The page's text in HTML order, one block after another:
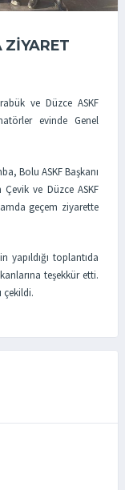
ZİYARET
ve Düzce ASKF
evinde Genel
Bolu ASKF Başkanı
ve Düzce ASKF
geçem ziyarette
yapıldığı toplantıda
teşekkür etti.
çekildi.